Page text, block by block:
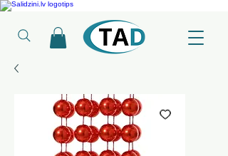
Ledusskapji, Sadzīves tehnika, Smaržas,